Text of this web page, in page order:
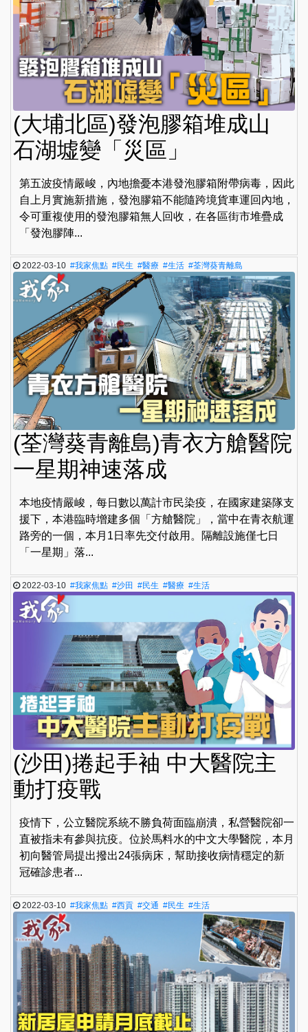
(大埔北區)發泡膠箱堆成山
石湖墟變「災區」
第五波疫情嚴峻，內地擔憂本港發泡膠箱附帶病毒，因此
自上月實施新措施，發泡膠箱不能隨跨境貨車運回內地，
令可重複使用的發泡膠箱無人回收，在各區街市堆疊成
「發泡膠陣...
2022-03-10#我家焦點 #民生 #醫療 #生活 #荃灣葵青離島
(荃灣葵青離島)青衣方艙醫院
一星期神速落成
本地疫情嚴峻，每日數以萬計市民染疫，在國家建築隊支
援下，本港臨時增建多個「方艙醫院」，當中在青衣航運
路旁的一個，本月1日率先交付啟用。隔離設施僅七日
「一星期」落...
2022-03-10#我家焦點 #沙田 #民生 #醫療 #生活
(沙田)捲起手袖 中大醫院主
動打疫戰
疫情下，公立醫院系統不勝負荷面臨崩潰，私營醫院卻一
直被指未有參與抗疫。位於馬料水的中文大學醫院，本月
初向醫管局提出撥出24張病床，幫助接收病情穩定的新
冠確診患者...
2022-03-10#我家焦點 #西貢 #交通 #民生 #生活